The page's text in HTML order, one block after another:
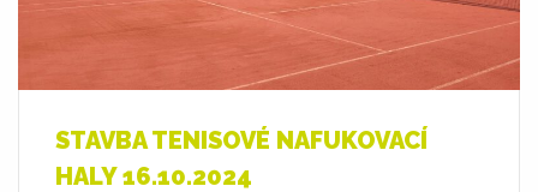
STAVBA TENISOVÉ NAFUKOVACÍ
HALY 16.10.2024